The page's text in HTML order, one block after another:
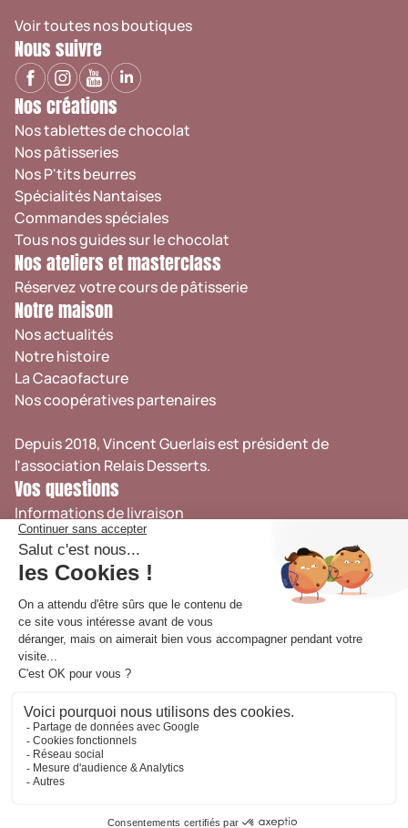
Voir toutes nos boutiques
Nous suivre
Nos créations
Nos tablettes de chocolat
Nos pâtisseries
Nos P'tits beurres
Spécialités Nantaises
Commandes spéciales
Tous nos guides sur le chocolat
Nos ateliers et masterclass
Réservez votre cours de pâtisserie
Notre maison
Nos actualités
Notre histoire
La Cacaofacture
Nos coopératives partenaires
Depuis 2018, Vincent Guerlais est président de
l'association Relais Desserts.
Vos questions
Informations de livraison
Retrait en boutique
Suivi de commande
Nous contacter
FAQ
CGV
Côté Pros
Espace Professionnels
Recrutement
Mentions légales